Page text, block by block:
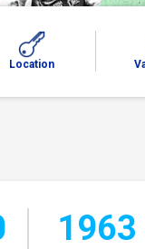
Location
1963